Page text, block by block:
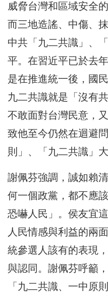
威脅台灣和區域安全
而三地造謠、中傷、
中共「九二共識」、
平。在習近平已於去
是在推進統一後，國
九二共識就是「沒有
不敢面對台灣民意，
致他至今仍然在迴避
則」、「九二共識」大
謝佩芬強調，誠如賴
何一個政黨，都不應
恐嚇人民」。侯友宜
人民情感與利益的兩
統參選人該有的表現
與認同。謝佩芬呼籲
「九二共識、一中原